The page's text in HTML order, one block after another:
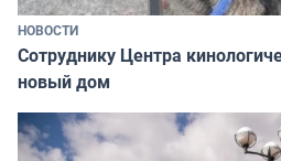
НОВОСТИ
Сотруднику Центра
новый дом